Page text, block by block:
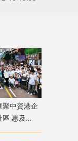
聚中資港企
惠及
樓居民